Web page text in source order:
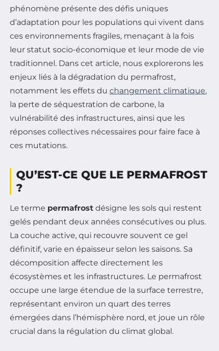
phénomène présente des défis uniques
d’adaptation pour les populations qui vivent dans
ces environnements fragiles, menaçant à la fois
leur statut socio-économique et leur mode de vie
traditionnel. Dans cet article, nous explorerons les
enjeux liés à la dégradation du permafrost,
notamment les effets du changement climatique,
la perte de séquestration de carbone, la
vulnérabilité des infrastructures, ainsi que les
réponses collectives nécessaires pour faire face à
ces mutations.
QU’EST-CE QUE LE PERMAFROST
?
Le terme permafrost désigne les sols qui restent
gelés pendant deux années consécutives ou plus.
La couche active, qui recouvre souvent ce gel
définitif, varie en épaisseur selon les saisons. Sa
décomposition affecte directement les
écosystèmes et les infrastructures. Le permafrost
occupe une large étendue de la surface terrestre,
représentant environ un quart des terres
émergées dans l’hémisphère nord, et joue un rôle
crucial dans la régulation du climat global.